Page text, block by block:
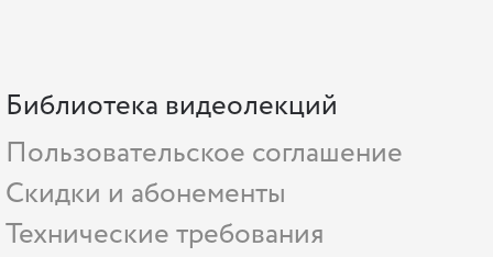
Библиотека видеолекций
Пользовательское соглашение
Скидки и абонементы
Технические требования